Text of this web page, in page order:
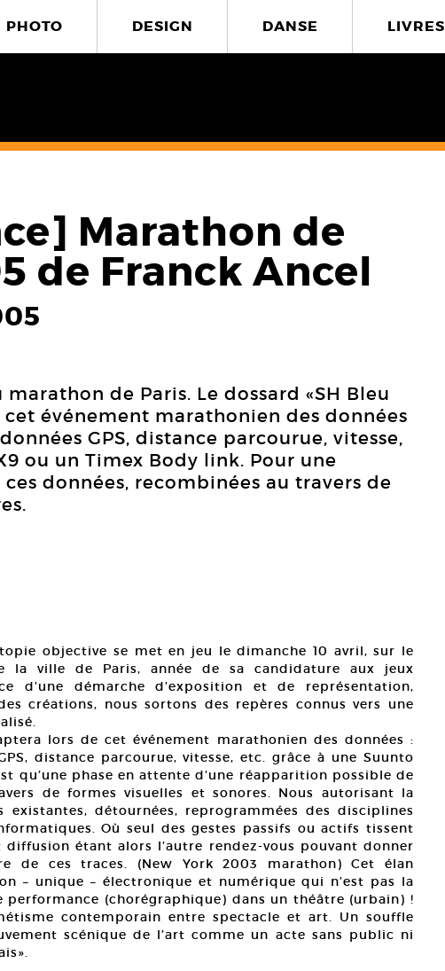
PHOTO DESIGN DANSE LIVRES
Marathon de
de Franck Ancel
de Paris. Le dossard «SH Bleu
cet événement marathonien des données
GPS, distance parcourue, vitesse,
ou un Timex Body link. Pour une
données, recombinées au travers de
objective se met en jeu le dimanche 10 avril, sur le
la ville de Paris, année de sa candidature aux jeux
d’une démarche d’exposition et de représentation,
créations, nous sortons des repères connus vers une
lors de cet événement marathonien des données :
distance parcourue, vitesse, etc. grâce à une Suunto
qu’une phase en attente d’une réapparition possible de
de formes visuelles et sonores. Nous autorisant la
détournées, reprogrammées des disciplines
Où seul des gestes passifs ou actifs tissent
étant alors l’autre rendez-vous pouvant donner
de ces traces. (New York 2003 marathon) Cet élan
– unique – électronique et numérique qui n’est pas la
(chorégraphique) dans un théâtre (urbain) !
contemporain entre spectacle et art. Un souffle
scénique de l’art comme un acte sans public ni